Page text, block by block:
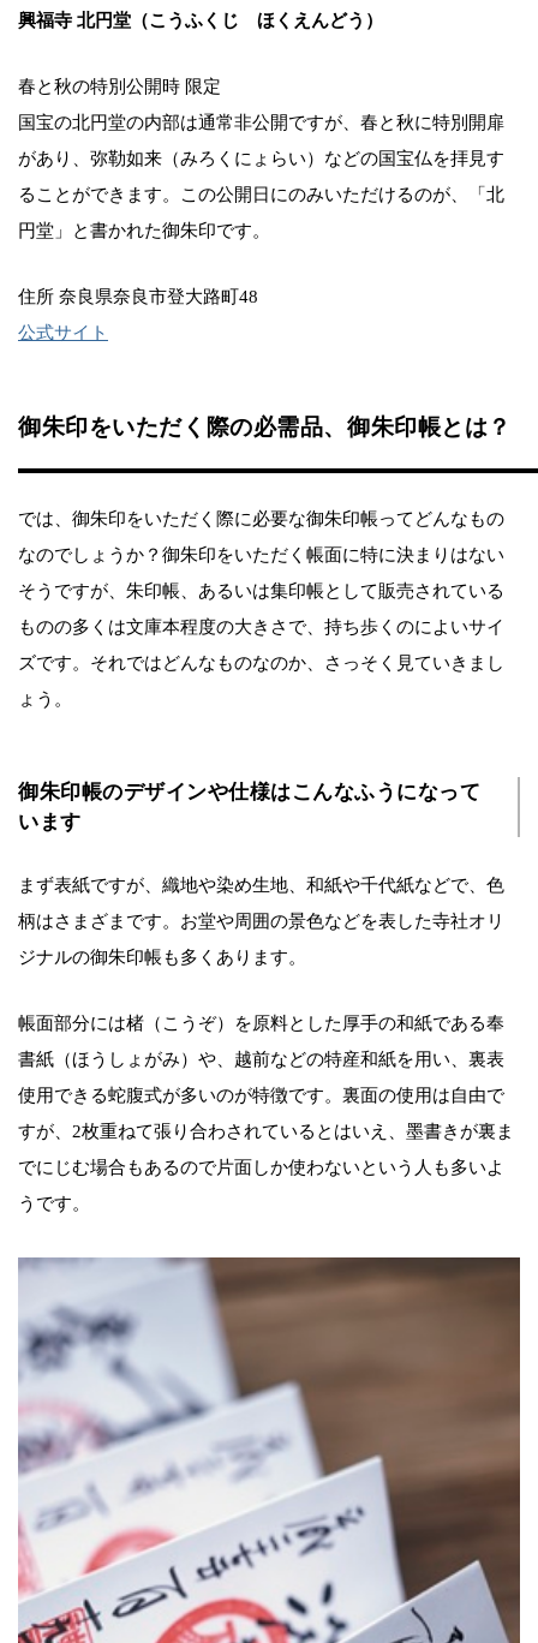
興福寺 北円堂（こうふくじ ほくえんどう）
春と秋の特別公開時 限定
国宝の北円堂の内部は通常非公開ですが、春と秋に特別開扉
があり、弥勒如来（みろくにょらい）などの国宝仏を拝見す
ることができます。この公開日にのみいただけるのが、「北
円堂」と書かれた御朱印です。
住所 奈良県奈良市登大路町48
公式サイト
御朱印をいただく際の必需品、御朱印帳とは？
では、御朱印をいただく際に必要な御朱印帳ってどんなもの
なのでしょうか？御朱印をいただく帳面に特に決まりはない
そうですが、朱印帳、あるいは集印帳として販売されている
ものの多くは文庫本程度の大きさで、持ち歩くのによいサイ
ズです。それではどんなものなのか、さっそく見ていきまし
ょう。
御朱印帳のデザインや仕様はこんなふうになって
います
まず表紙ですが、織地や染め生地、和紙や千代紙などで、色
柄はさまざまです。お堂や周囲の景色などを表した寺社オリ
ジナルの御朱印帳も多くあります。
帳面部分には楮（こうぞ）を原料とした厚手の和紙である奉
書紙（ほうしょがみ）や、越前などの特産和紙を用い、裏表
使用できる蛇腹式が多いのが特徴です。裏面の使用は自由で
すが、2枚重ねて張り合わされているとはいえ、墨書きが裏ま
でにじむ場合もあるので片面しか使わないという人も多いよ
うです。